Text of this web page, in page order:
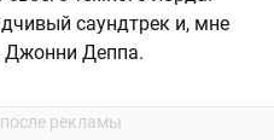
саундтрек и, мне
Джонни Деппа.